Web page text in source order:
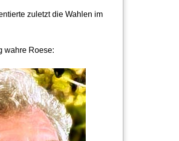
zuletzt die Wahlen im
wahre Roese: